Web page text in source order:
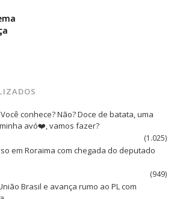
conhece? Não? Doce de batata, uma
avó❤️, vamos fazer?
(1.025)
em Roraima com chegada do deputado
(949)
Brasil e avança rumo ao PL com